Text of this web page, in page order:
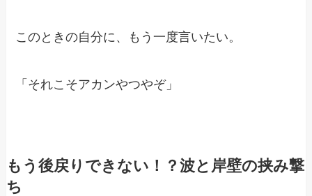
このときの自分に、もう一度言いたい。
「それこそアカンやつやぞ」
もう後戻りできない！？波と岸壁の挟み撃
ち